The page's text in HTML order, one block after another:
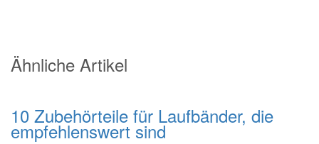
Ähnliche Artikel
10 Zubehörteile für Laufbänder, die
empfehlenswert sind